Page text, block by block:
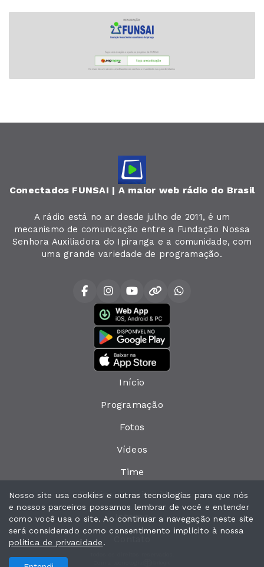
Conectados FUNSAI | A maior web rádio do Brasil
A rádio está no ar desde julho de 2011, é um
mecanismo de comunicação entre a Fundação Nossa
Senhora Auxiliadora do Ipiranga e a comunidade, com
uma grande variedade de programação.
Início
Programação
Fotos
Vídeos
Time
Política de privacidade
Interno
Nosso site usa cookies e outras tecnologias para que nós
e nossos parceiros possamos lembrar de você e entender
como você usa o site. Ao continuar a navegação neste site
será considerado como consentimento implícito à nossa
política de privacidade.